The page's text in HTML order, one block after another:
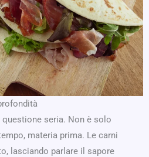
questione seria. Non è solo
materia prima. Le carni
lasciando parlare il sapore